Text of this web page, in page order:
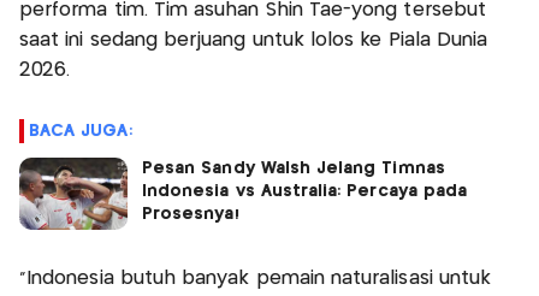
performa tim. Tim asuhan Shin Tae-yong tersebut
saat ini sedang berjuang untuk lolos ke Piala Dunia
2026.
BACA JUGA:
Pesan Sandy Walsh Jelang Timnas
Indonesia vs Australia: Percaya pada
Prosesnya!
"Indonesia butuh banyak pemain naturalisasi untuk